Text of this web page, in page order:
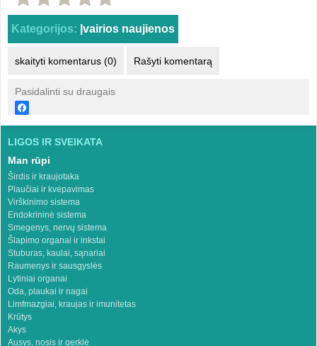
Kategorijos: Įvairios naujienos
skaityti komentarus (0) Rašyti komentarą
Pasidalinti su draugais
LIGOS IR SVEIKATA
Man rūpi
Širdis ir kraujotaka
Plaučiai ir kvėpavimas
Virškinimo sistema
Endokrininė sistema
Smegenys, nervų sistema
Šlapimo organai ir inkstai
Stuburas, kaulai, sąnariai
Raumenys ir sausgyslės
Lytiniai organai
Oda, plaukai ir nagai
Limfmazgiai, kraujas ir imunitetas
Krūtys
Akys
Ausys, nosis ir gerklė